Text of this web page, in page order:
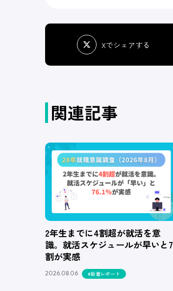
Xでシェアする
関連記事
2年生までに4割超が就活を意
識。就活スケジュールが早いと7
割が実感
2026.08.06 #新着レポート